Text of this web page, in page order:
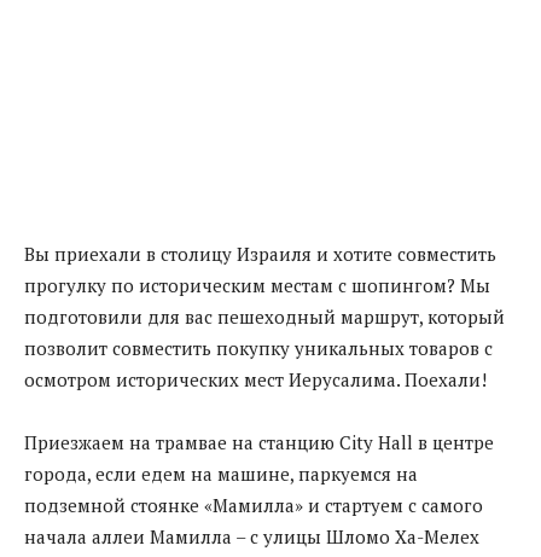
Вы приехали в столицу Израиля и хотите совместить
прогулку по историческим местам с шопингом? Мы
подготовили для вас пешеходный маршрут, который
позволит совместить покупку уникальных товаров с
осмотром исторических мест Иерусалима. Поехали!
Приезжаем на трамвае на станцию City Hall в центре
города, если едем на машине, паркуемся на
подземной стоянке «Мамилла» и стартуем с самого
начала аллеи Мамилла – с улицы Шломо Ха-Мелех